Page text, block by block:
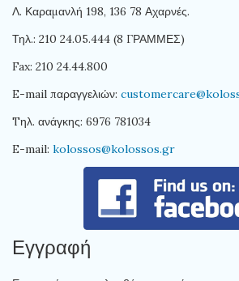
Λ. Καραμανλή 198, 136 78 Αχαρνές.
Τηλ.: 210 24.05.444 (8 ΓΡΑΜΜΕΣ)
Fax: 210 24.44.800
E-mail παραγγελιών:
Tηλ. ανάγκης: 6976 781034
E-mail: kolossos@kolossos.gr
Εγγραφή